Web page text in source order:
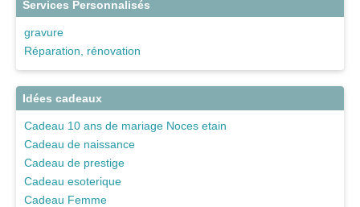
Services Personnalisés
gravure
Réparation, rénovation
Idées cadeaux
Cadeau 10 ans de mariage Noces etain
Cadeau de naissance
Cadeau de prestige
Cadeau esoterique
Cadeau Femme